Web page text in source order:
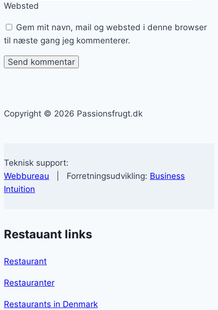
Websted
Gem mit navn, mail og websted i denne browser
til næste gang jeg kommenterer.
Copyright © 2026 Passionsfrugt.dk
Teknisk support:
Webbureau | Forretningsudvikling: Business
Intuition
Restauant links
Restaurant
Restauranter
Restaurants in Denmark